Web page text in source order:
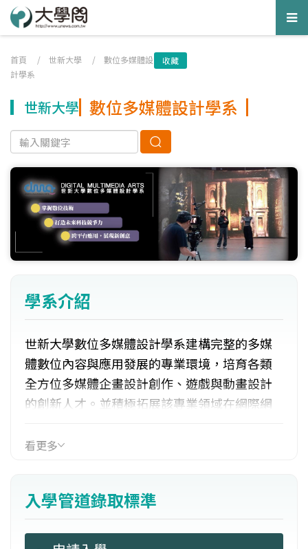
首頁 / 世新大學 / 數位多媒體設
計學系
收藏
世新大學 數位多媒體設計學系
學系介紹
世新大學數位多媒體設計學系建構完整的多媒
體數位內容與應用發展的專業環境，培育各類
全方位多媒體企畫設計創作、遊戲與動畫設計
的創新人才。並積極拓展該專業領域在網際網
跨入2D、3D動畫遊戲及數位娛樂科技新媒體傳
看更多
入學管道錄取標準